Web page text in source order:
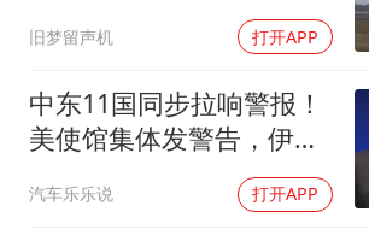
香港宏福苑火
旧梦留声机 打开APP
中东11国同步拉响警报！
美使馆集体发警告，伊朗
汽车乐乐说 打开APP